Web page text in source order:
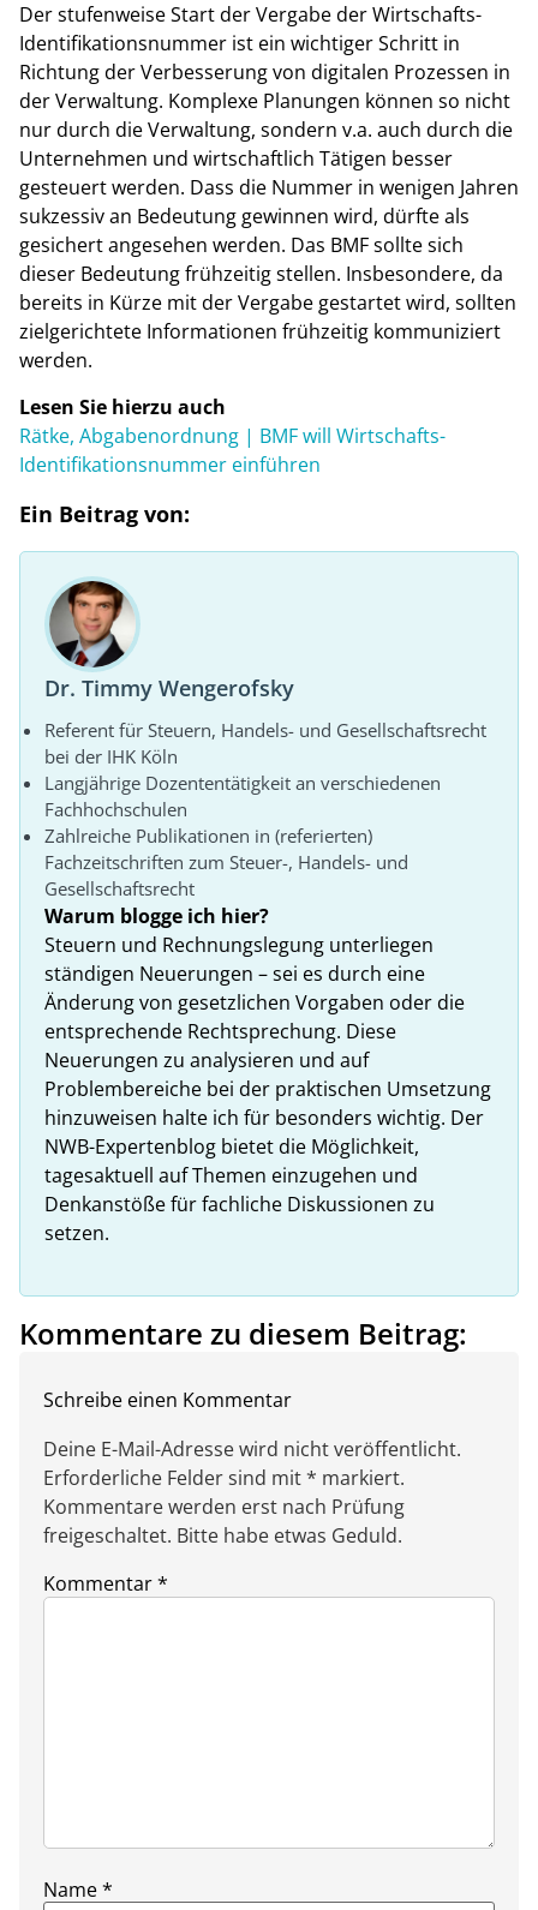
Der stufenweise Start der Vergabe der Wirtschafts-
Identifikationsnummer ist ein wichtiger Schritt in
Richtung der Verbesserung von digitalen Prozessen in
der Verwaltung. Komplexe Planungen können so nicht
nur durch die Verwaltung, sondern v.a. auch durch die
Unternehmen und wirtschaftlich Tätigen besser
gesteuert werden. Dass die Nummer in wenigen Jahren
sukzessiv an Bedeutung gewinnen wird, dürfte als
gesichert angesehen werden. Das BMF sollte sich
dieser Bedeutung frühzeitig stellen. Insbesondere, da
bereits in Kürze mit der Vergabe gestartet wird, sollten
zielgerichtete Informationen frühzeitig kommuniziert
werden.
Lesen Sie hierzu auch
Rätke, Abgabenordnung | BMF will Wirtschafts-
Identifikationsnummer einführen
Ein Beitrag von:
Dr. Timmy Wengerofsky
Referent für Steuern, Handels- und Gesellschaftsrecht
bei der IHK Köln
Langjährige Dozententätigkeit an verschiedenen
Fachhochschulen
Zahlreiche Publikationen in (referierten)
Fachzeitschriften zum Steuer-, Handels- und
Gesellschaftsrecht
Warum blogge ich hier?
Steuern und Rechnungslegung unterliegen
ständigen Neuerungen – sei es durch eine
Änderung von gesetzlichen Vorgaben oder die
entsprechende Rechtsprechung. Diese
Neuerungen zu analysieren und auf
Problembereiche bei der praktischen Umsetzung
hinzuweisen halte ich für besonders wichtig. Der
NWB-Expertenblog bietet die Möglichkeit,
tagesaktuell auf Themen einzugehen und
Denkanstöße für fachliche Diskussionen zu
setzen.
Kommentare zu diesem Beitrag:
Schreibe einen Kommentar
Deine E-Mail-Adresse wird nicht veröffentlicht.
Erforderliche Felder sind mit * markiert.
Kommentare werden erst nach Prüfung
freigeschaltet. Bitte habe etwas Geduld.
Kommentar*
Name*